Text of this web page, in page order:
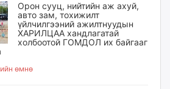
Орон сууц, нийтийн аж ахуй,
авто зам, тохижилт
үйлчилгээний ажилтнуудын
ХАРИЛЦАА хандлагатай
холбоотой ГОМДОЛ их байгааг
өмнө